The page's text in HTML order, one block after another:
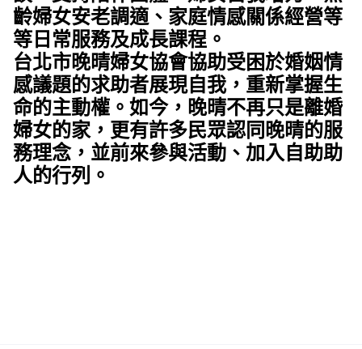
齡婦女安老調適、家庭情感關係經營等
等日常服務及成長課程。
台北市晚晴婦女協會協助受困於婚姻情
感議題的求助者展現自我，重新掌握生
命的主動權。如今，晚晴不再只是離婚
婦女的家，更有許多民眾認同晚晴的服
務理念，並前來參與活動、加入自助助
人的行列。